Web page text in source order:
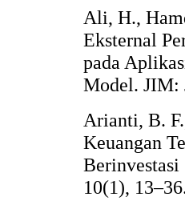
Ali, H.,
Eksternal
pada
Model. JIM:
Arianti, B.
Keuangan
10(1),